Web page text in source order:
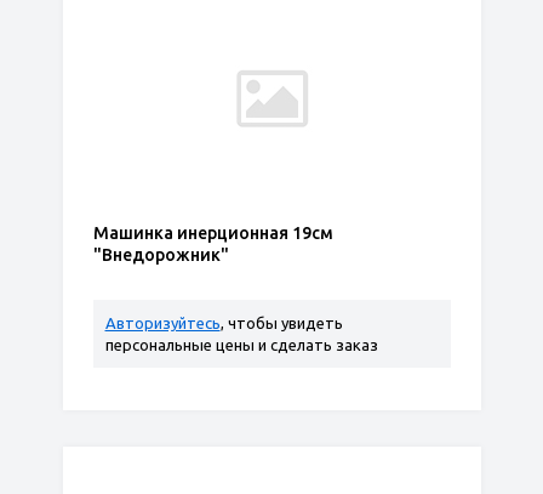
Машинка инерционная 19см
"Внедорожник"
Авторизуйтесь, чтобы увидеть
персональные цены и сделать заказ